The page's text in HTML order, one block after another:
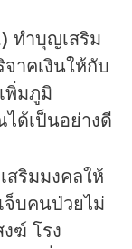
ทำบุญเสริม
าคเงินให้กับ
พิ่มภูมิ
ด้เป็นอย่างดี
เสริมมงคลให้
บคนป่วยไม่
ฆ์ โรง